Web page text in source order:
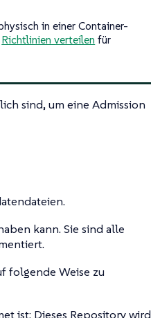
in einer Container-
Richtlinien verteilen für
sind, um eine Admission
kann. Sie sind alle
folgende Weise zu
ist: Dieses Repository wird